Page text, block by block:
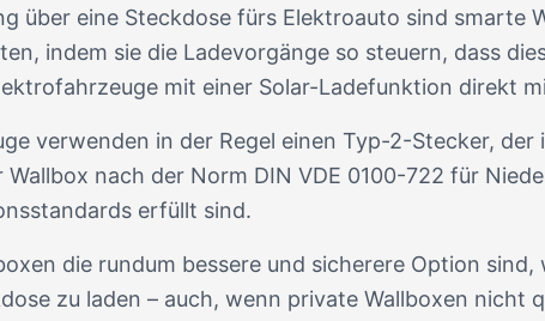
über eine Steckdose fürs Elektroauto sind smarte
indem sie die Ladevorgänge so steuern, dass
mit einer Solar-Ladefunktion direkt
verwenden in der Regel einen Typ-2-Stecker,
Wallbox nach der Norm DIN VDE 0100-722 für
erfüllt sind.
die rundum bessere und sicherere Option
zu laden – auch, wenn private Wallboxen